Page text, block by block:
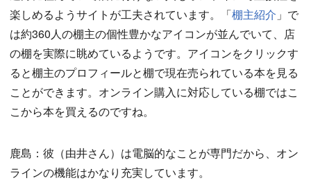
楽しめるようサイトが工夫されています。「棚主紹介 」で
は約360人の棚主の個性豊かなアイコンが並んでいて、店
の棚を実際に眺めているようです。アイコンをクリックす
ると棚主のプロフィールと棚で現在売られている本を見る
ことができます。オンライン購入に対応している棚ではこ
こから本を買えるのですね。
鹿島：彼（由井さん）は電脳的なことが専門だから、オン
ラインの機能はかなり充実しています。